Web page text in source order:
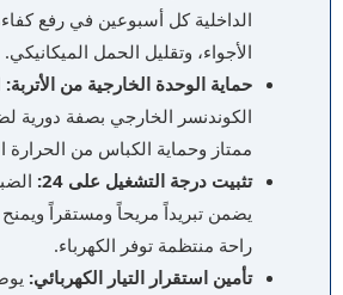
الداخلية كل أسبوعين في رفع
الأجواء، وتقليل الحمل الميكانيكي.
حماية الوحدة الخارجية من الأتربة:
الكوندنسر الخارجي بصفة دورية
ممتاز وحماية الكباس من الحرارة
تثبيت درجة التشغيل على 24:
يضمن تبريداً مريحاً ومستقراً
راحة منتظمة توفر الكهرباء.
تأمين استقرار التيار الكهربائي: